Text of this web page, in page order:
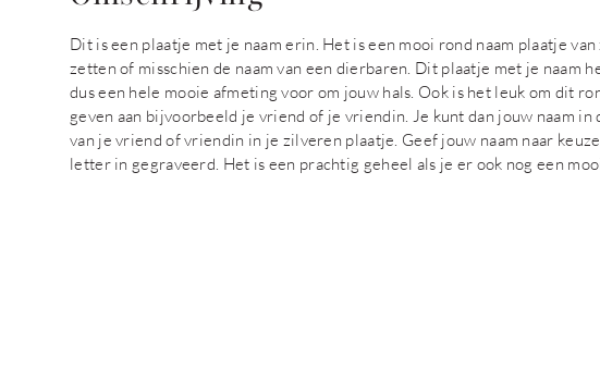
Dit is een plaatje met je naam erin. Het is een mooi rond naam plaatje
zetten of misschien de naam van een dierbaren. Dit plaatje met je naam
dus een hele mooie afmeting voor om jouw hals. Ook is het leuk om dit
geven aan bijvoorbeeld je vriend of je vriendin. Je kunt dan jouw naam
van je vriend of vriendin in je zilveren plaatje. Geef jouw naam naar
letter in gegraveerd. Het is een prachtig geheel als je er ook nog een